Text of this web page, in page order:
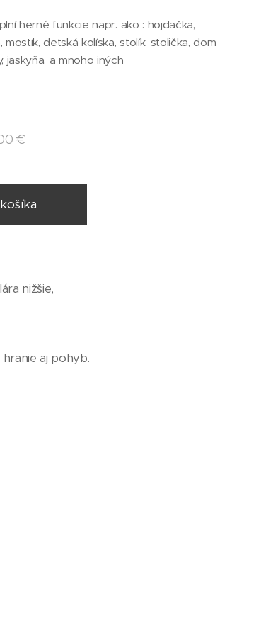
herné funkcie napr. ako : hojdačka,
mostík, detská kolíska, stolík, stolička, dom
jaskyňa. a mnoho iných
€
nižšie,
aj pohyb.